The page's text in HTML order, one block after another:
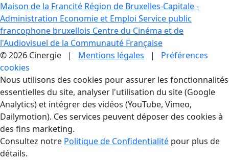
Maison de la Francité Région de Bruxelles-Capitale -
Administration Economie et Emploi Service public
francophone bruxellois Centre du Cinéma et de
l'Audiovisuel de la Communauté Française
© 2026 Cinergie | Mentions légales | Préférences
cookies
Gestion des Cookies
Nous utilisons des cookies pour assurer les fonctionnalités
essentielles du site, analyser l'utilisation du site (Google
Analytics) et intégrer des vidéos (YouTube, Vimeo,
Dailymotion). Ces services peuvent déposer des cookies à
des fins marketing.
Consultez notre Politique de Confidentialité pour plus de
détails.